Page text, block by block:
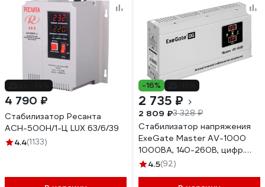
4 790 ₽
Стабилизатор Ресанта
АСН-500Н/1-Ц LUX 63/6/39
4.4(1133)
-16%
2 735 ₽
2 809 ₽3 328 ₽
Стабилизатор напряжения
ExeGate Master AV-1000
1000ВА, 140-260В, цифр.
индикация вход вых.
4.5(92)